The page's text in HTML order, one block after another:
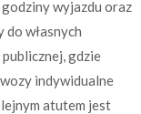
wyjazdu oraz
własnych
gdzie
indywidualne
atutem jest